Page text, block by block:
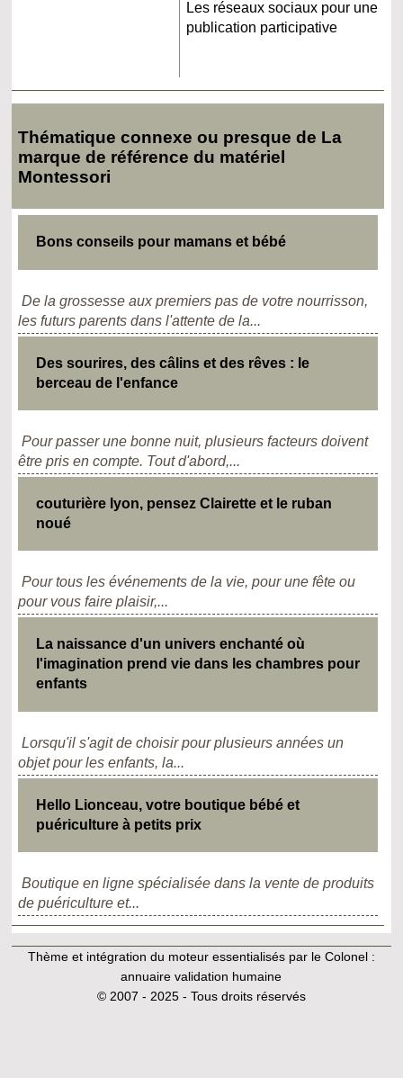
Les réseaux sociaux pour une
publication participative
Thématique connexe ou presque de La
marque de référence du matériel
Montessori
Bons conseils pour mamans et bébé
De la grossesse aux premiers pas de votre nourrisson,
les futurs parents dans l'attente de la...
Des sourires, des câlins et des rêves : le
berceau de l'enfance
Pour passer une bonne nuit, plusieurs facteurs doivent
être pris en compte. Tout d'abord,...
couturière lyon, pensez Clairette et le ruban
noué
Pour tous les événements de la vie, pour une fête ou
pour vous faire plaisir,...
La naissance d'un univers enchanté où
l'imagination prend vie dans les chambres pour
enfants
Lorsqu'il s'agit de choisir pour plusieurs années un
objet pour les enfants, la...
Hello Lionceau, votre boutique bébé et
puériculture à petits prix
Boutique en ligne spécialisée dans la vente de produits
de puériculture et...
Thème et intégration du moteur essentialisés par le Colonel :
annuaire validation humaine
© 2007 - 2025 - Tous droits réservés